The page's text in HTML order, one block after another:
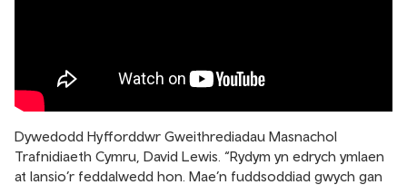
Dywedodd Hyfforddwr Gweithrediadau Masnachol
Trafnidiaeth Cymru, David Lewis. “Rydym yn edrych ymlaen
at lansio’r feddalwedd hon. Mae’n fuddsoddiad gwych gan